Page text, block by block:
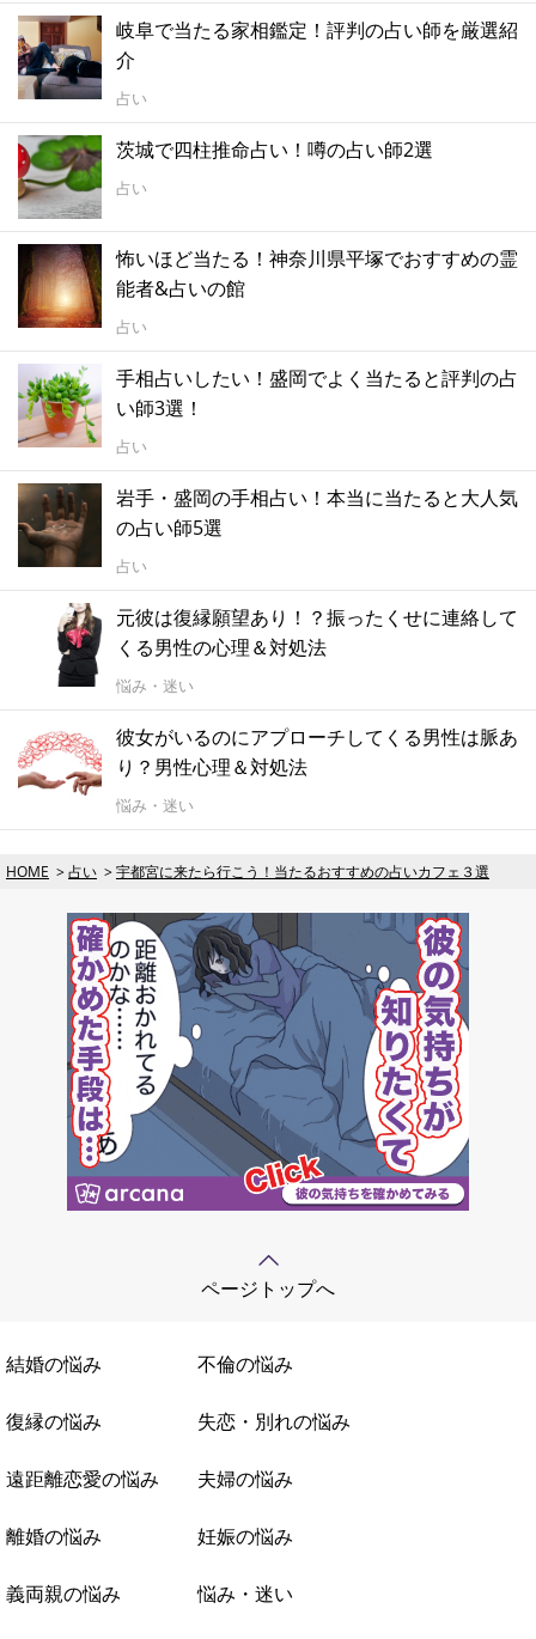
岐阜で当たる家相鑑定！評判の占い師を厳選紹
介
占い
茨城で四柱推命占い！噂の占い師2選
占い
怖いほど当たる！神奈川県平塚でおすすめの霊
能者&占いの館
占い
手相占いしたい！盛岡でよく当たると評判の占
い師3選！
占い
岩手・盛岡の手相占い！本当に当たると大人気
の占い師5選
占い
元彼は復縁願望あり！？振ったくせに連絡して
くる男性の心理＆対処法
悩み・迷い
彼女がいるのにアプローチしてくる男性は脈あ
り？男性心理＆対処法
悩み・迷い
HOME 占い 宇都宮に来たら行こう！当たるおすすめの占いカフェ３選
ページトップへ
結婚の悩み 不倫の悩み
復縁の悩み 失恋・別れの悩み
遠距離恋愛の悩み 夫婦の悩み
離婚の悩み 妊娠の悩み
義両親の悩み 悩み・迷い